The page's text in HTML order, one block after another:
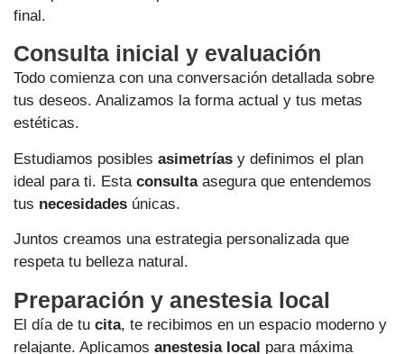
final.
Consulta inicial y evaluación
Todo comienza con una conversación detallada sobre
tus deseos. Analizamos la forma actual y tus metas
estéticas.
Estudiamos posibles asimetrías y definimos el plan
ideal para ti. Esta consultaasegura que entendemos
tus necesidades únicas.
Juntos creamos una estrategia personalizada que
respeta tu belleza natural.
Preparación y anestesia local
El día de tu cita, te recibimos en un espacio moderno y
relajante. Aplicamos anestesia local para máxima